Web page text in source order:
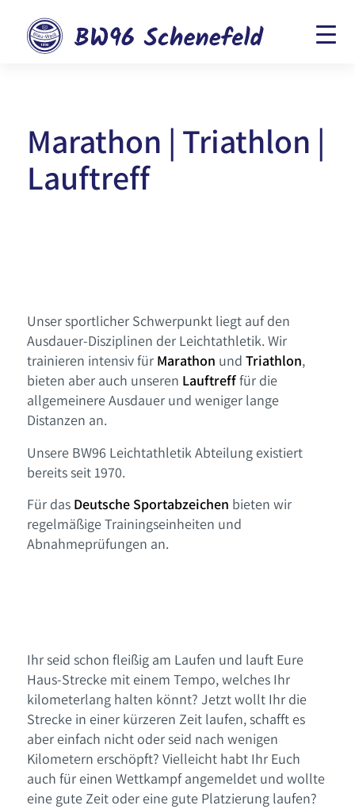
Marathon | Triathlon |
Lauftreff
Unser sportlicher Schwerpunkt liegt auf den
Ausdauer-Disziplinen der Leichtathletik. Wir
trainieren intensiv für Marathon und Triathlon,
bieten aber auch unseren Lauftrefffür die
allgemeinere Ausdauer und weniger lange
Distanzen an.
Unsere BW96 Leichtathletik Abteilung existiert
bereits seit 1970.
Für das Deutsche Sportabzeichen bieten wir
regelmäßige Trainingseinheiten und
Abnahmeprüfungen an.
Ihr seid schon fleißig am Laufen und lauft Eure
Haus-Strecke mit einem Tempo, welches Ihr
kilometerlang halten könnt? Jetzt wollt Ihr die
Strecke in einer kürzeren Zeit laufen, schafft es
aber einfach nicht oder seid nach wenigen
Kilometern erschöpft? Vielleicht habt Ihr Euch
auch für einen Wettkampf angemeldet und wollte
eine gute Zeit oder eine gute Platzierung laufen?